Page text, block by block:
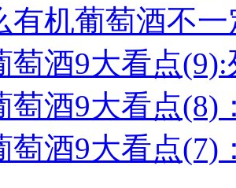
有机葡萄酒不
萄酒9大看点(9):
萄酒9大看点(8)
萄酒9大看点(7)